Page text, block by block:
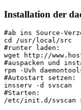
Installation der
#ab ins Source-
cd /usr/local/src
#runter laden:
wget http://
#auspacken und
rpm -Uvh
#Autostart setzen:
insserv -d svscan
#Starten:
/etc/init.d/svscan